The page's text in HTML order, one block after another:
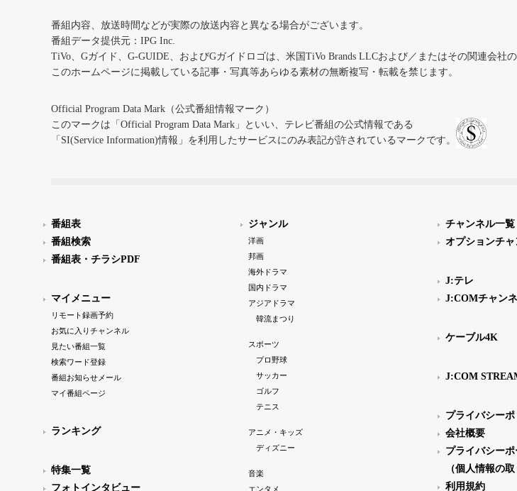
番組内容、放送時間などが実際の放送内容と異なる場合がございます。
番組データ提供元：IPG Inc.
TiVo、Gガイド、G-GUIDE、およびGガイドロゴは、米国TiVo Brands LLCおよび／またはその関連会社
このホームページに掲載している記事・写真等あらゆる素材の無断複写・転載を禁じます。
Official Program Data Mark（公式番組情報マーク）
このマークは「Official Program Data Mark」といい、テレビ番組の公式情報である
「SI(Service Information)情報」を利用したサービスにのみ表記が許されているマークです。
番組表
番組検索
番組表・チラシPDF
マイメニュー
リモート録画予約
お気に入りチャンネル
見たい番組一覧
検索ワード登録
番組お知らせメール
マイ番組ページ
ランキング
特集一覧
フォトインタビュー
ジャンル
洋画
邦画
海外ドラマ
国内ドラマ
アジアドラマ
韓流まつり
スポーツ
プロ野球
サッカー
ゴルフ
テニス
アニメ・キッズ
ディズニー
音楽
エンタメ
チャンネル一覧
オプションチ
J:テレ
J:COMチャン
ケーブル4K
J:COM
プライバシー
会社概要
プライバシー
（個人情報の
利用規約